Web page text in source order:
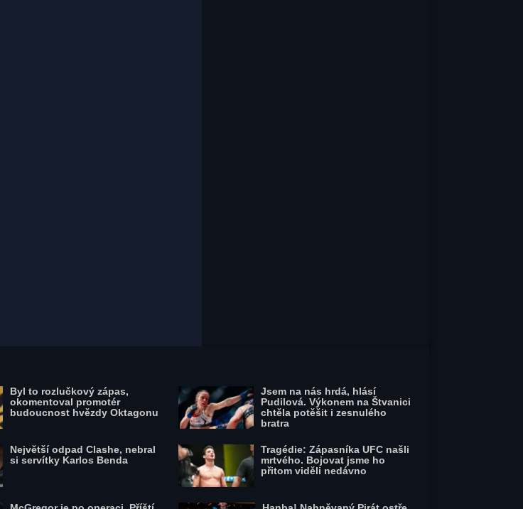
Byl to rozlučkový zápas,
okomentoval promotér
budoucnost hvězdy Oktagonu
Největší odpad Clashe, nebral
si servítky Karlos Benda
Jsem na nás hrdá, hlásí
Pudilová. Výkonem na Štvanici
chtěla potěšit i zesnulého
bratra
Tragédie: Zápasníka UFC našli
mrtvého. Bojovat jsme ho
přitom viděli nedávno